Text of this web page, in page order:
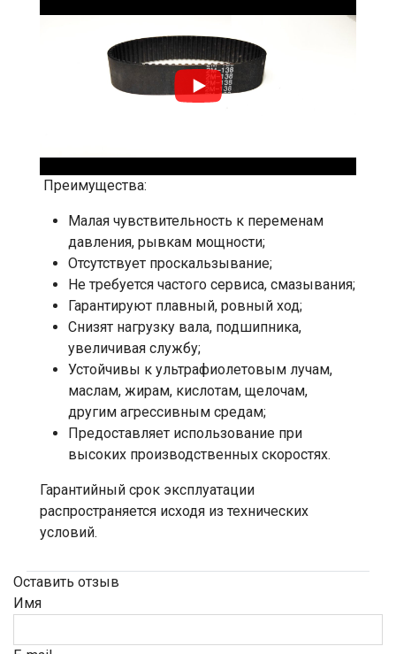
Преимущества:
Малая чувствительность к переменам
давления, рывкам мощности;
Отсутствует проскальзывание;
Не требуется частого сервиса, смазывания;
Гарантируют плавный, ровный ход;
Снизят нагрузку вала, подшипника,
увеличивая службу;
Устойчивы к ультрафиолетовым лучам,
маслам, жирам, кислотам, щелочам,
другим агрессивным средам;
Предоставляет использование при
высоких производственных скоростях.
Гарантийный срок эксплуатации
распространяется исходя из технических
условий.
Оставить отзыв
Имя